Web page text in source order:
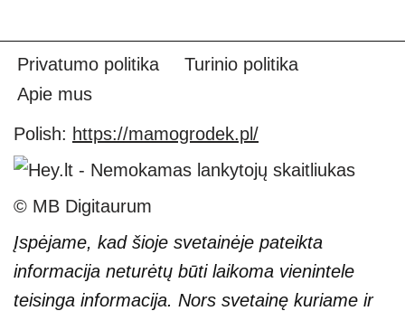
Privatumo politika
Turinio politika
Apie mus
Polish: https://mamogrodek.pl/
© MB Digitaurum
Įspėjame, kad šioje svetainėje pateikta
informacija neturėtų būti laikoma vienintele
teisinga informacija. Nors svetainę kuriame ir